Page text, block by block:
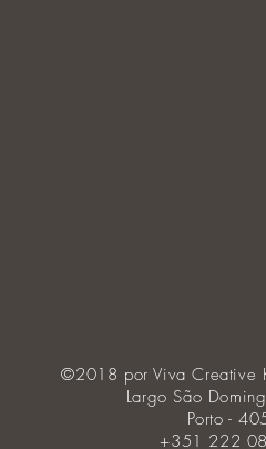
©2018 por Viva Creative
Largo São
Porto -
+351 222